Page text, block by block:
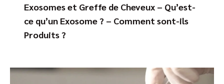
Exosomes et Greffe de Cheveux – Qu’est-
ce qu’un Exosome ? – Comment sont-ils
Produits ?